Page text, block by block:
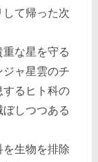
て帰った次
な星を守る
ジャ星雲のチ
するヒト科の
しつつある
生物を排除